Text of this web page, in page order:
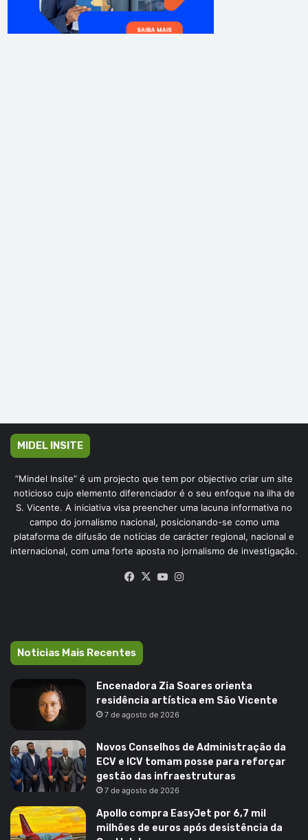
MIDEL INSITE
“Mindel Insite” é um projecto que tem por objectivo criar um site
noticioso cujo elemento diferenciador é o seu enfoque na ilha de
S. Vicente. A iniciativa visa preencher uma lacuna informativa no
campo do jornalismo nacional, posicionando-se como uma
plataforma de difusão de notícias de carácter regional, nacional e
internacional, com uma forte aposta no jornalismo de investigação.
Facebook
X YouTube
Noticias Mais Recentes
Encenadora Zia Soares orienta
residência artística em São Vicente
7 de agosto de 2026
Novos Conselhos de Administração da
ECV e ICV tomam posse para reforçar
gestão das infraestruturas
7 de agosto de 2026
Apollo compra EasyJet por 6,7 mil
milhões de euros após desistência da